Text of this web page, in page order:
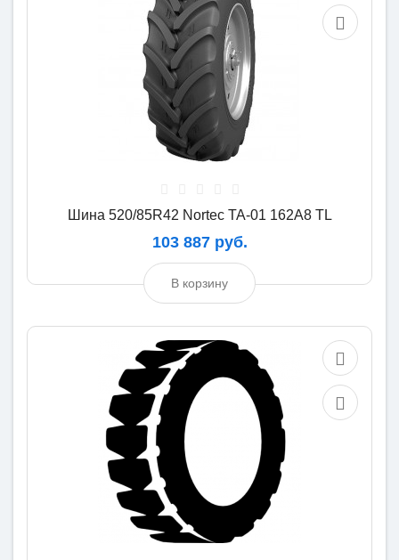
Шина 520/85R42 Nortec TA-01 162A8 TL
103 887 руб.
В корзину